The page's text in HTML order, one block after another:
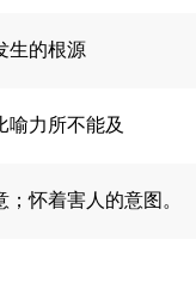
生的根源
喻力所不能及
怀着害人的意图。